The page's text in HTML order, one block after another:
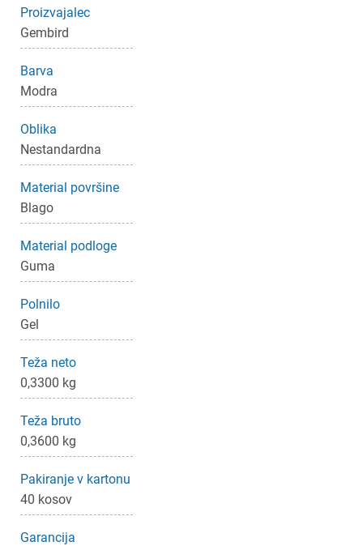
Proizvajalec
Gembird
Barva
Modra
Oblika
Nestandardna
Material površine
Blago
Material podloge
Guma
Polnilo
Gel
Teža neto
0,3300 kg
Teža bruto
0,3600 kg
Pakiranje v kartonu
40 kosov
Garancija
Prijava
Prekliči